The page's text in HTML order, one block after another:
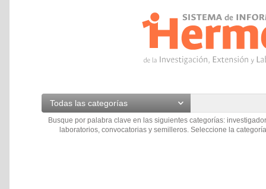
Todas las categorías
Busque por palabra clave en las siguientes categorías:
laboratorios, convocatorias y semilleros. Seleccione la